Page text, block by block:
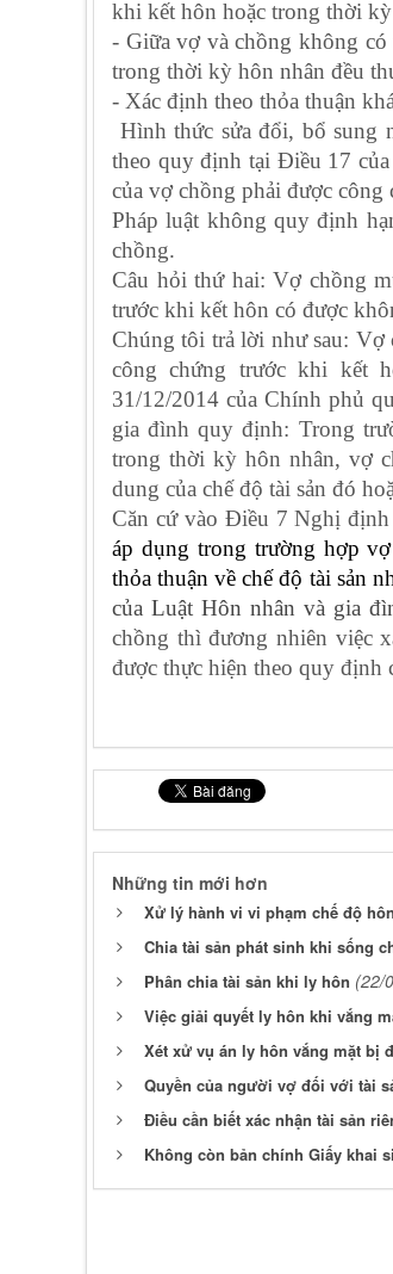
khi kết hôn hoặc trong thời
- Giữa vợ và chồng không có
trong thời kỳ hôn nhân đều
- Xác định theo thỏa thuận
Hình thức sửa đổi, bổ sung
theo quy định tại Điều 17
của vợ chồng phải được
Pháp luật không quy định
chồng.
Câu hỏi thứ hai: Vợ chồng
trước khi kết hôn có được
Chúng tôi trả lời như sau: Vợ
công chứng trước khi kết
31/12/2014 của Chính phủ
gia đình quy định: Trong
trong thời kỳ hôn nhân, vợ
dung của chế độ tài sản đó
Căn cứ vào Điều 7 Nghị
áp dụng trong trường hợp
thỏa thuận về chế độ tài sản
của Luật Hôn nhân và gia
chồng thì đương nhiên việc
được thực hiện theo quy định
Những tin mới hơn
Xử lý hành vi vi phạm chế độ
Chia tài sản phát sinh khi sống
Phân chia tài sản khi ly hôn (22/
Việc giải quyết ly hôn khi vắng
Xét xử vụ án ly hôn vắng mặt bị
Quyền của người vợ đối với tài
Điều cần biết xác nhận tài sản
Không còn bản chính Giấy khai